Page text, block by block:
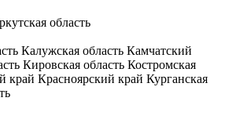
область
Калужская область Камчатский
Кировская область Костромская
край Красноярский край Курганская